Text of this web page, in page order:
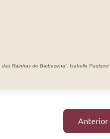
Rainhas de Barbacena”, Isabella Paulucci
Anterior